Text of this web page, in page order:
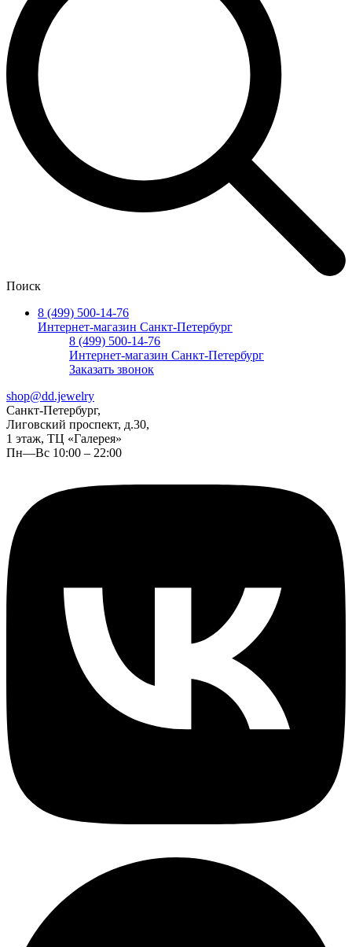
Поиск
8 (499) 500-14-76
Интернет-магазин Санкт-Петербург
8 (499) 500-14-76
Интернет-магазин Санкт-Петербург
Заказать звонок
shop@dd.jewelry
Санкт-Петербург,
Лиговский проспект, д.30,
1 этаж, ТЦ «Галерея»
Пн—Вс 10:00 – 22:00